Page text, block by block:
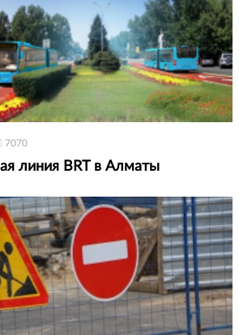
7070
линия BRT в Алматы